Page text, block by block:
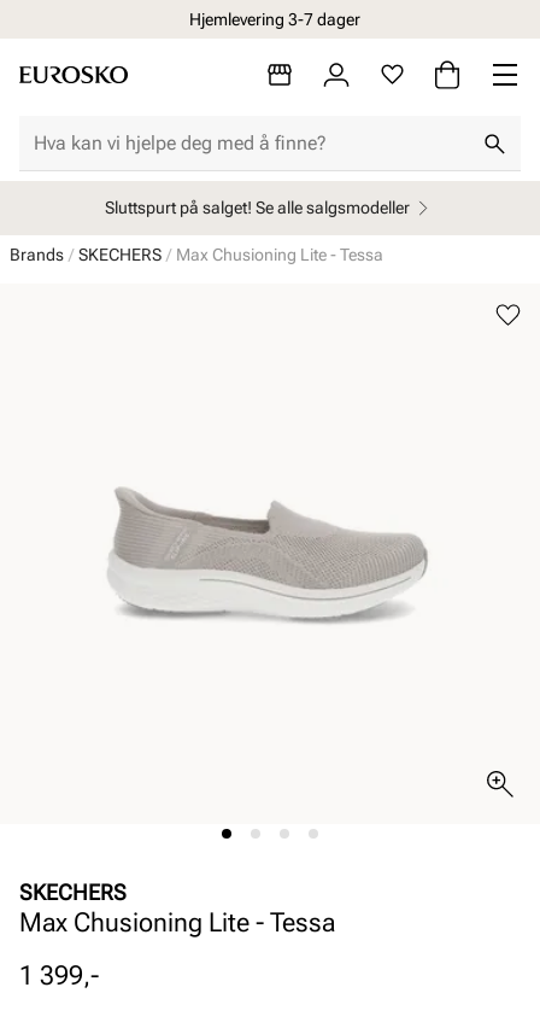
Hjemlevering 3-7 dager
Sluttspurt på salget! Se alle salgsmodeller
Brands SKECHERS Max Chusioning Lite - Tessa
SKECHERS
Max Chusioning Lite - Tessa
Pris
1 399,-